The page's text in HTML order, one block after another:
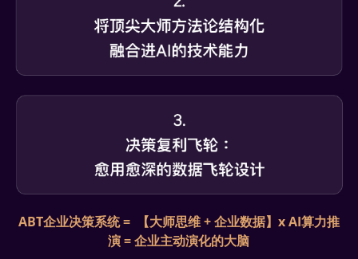
ABT企业决策系统 =  【大师思维 + 企业数据】x AI算力推
演 = 企业主动演化的大脑